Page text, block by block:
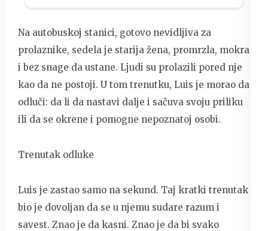
Na autobuskoj stanici, gotovo nevidljiva za
prolaznike, sedela je starija žena, promrzla, mokra
i bez snage da ustane. Ljudi su prolazili pored nje
kao da ne postoji. U tom trenutku, Luis je morao da
odluči: da li da nastavi dalje i sačuva svoju priliku
ili da se okrene i pomogne nepoznatoj osobi.
Trenutak odluke
Luis je zastao samo na sekund. Taj kratki trenutak
bio je dovoljan da se u njemu sudare razum i
savest. Znao je da kasni. Znao je da bi svako